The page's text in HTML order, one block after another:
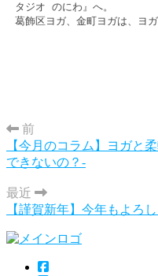
タジオ のにわ』へ。
葛飾区ヨガ、金町ヨガは、ヨ
前
【今月のコラム】ヨガと
できないの？-
最近
【謹賀新年】今年もよろ